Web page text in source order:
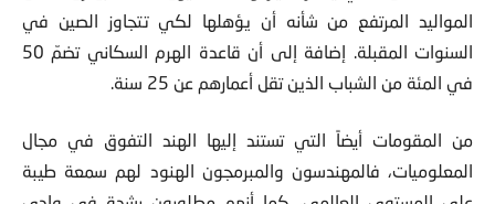
المواليد المرتفع من شأنه أن يؤهلها لكي تتجاوز الصين في
السنوات المقبلة. إضافة إلى أن قاعدة الهرم السكاني تضمّ 50
في المئة من الشباب الذين تقل أعمارهم عن 25 سنة.
من المقومات أيضاً التي تستند إليها الهند التفوق في مجال
المعلوميات، فالمهندسون والمبرمجون الهنود لهم سمعة طيبة